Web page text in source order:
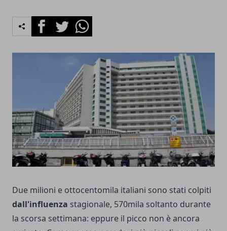
FacebookTwitterWhatsapp
Due milioni e ottocentomila italiani sono stati colpiti
dall'influenza stagionale, 570mila soltanto durante
la scorsa settimana: eppure il picco non è ancora